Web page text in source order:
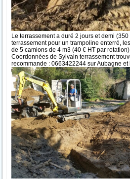
Le terrassement a duré 2 jours et demi
terrassement pour un trampoline enterré,
de 5 camions de 4 m3 (40 € HT par rotation).
Coordonnées de Sylvain terrassement
recommande : 0663422244 sur Aubagne et